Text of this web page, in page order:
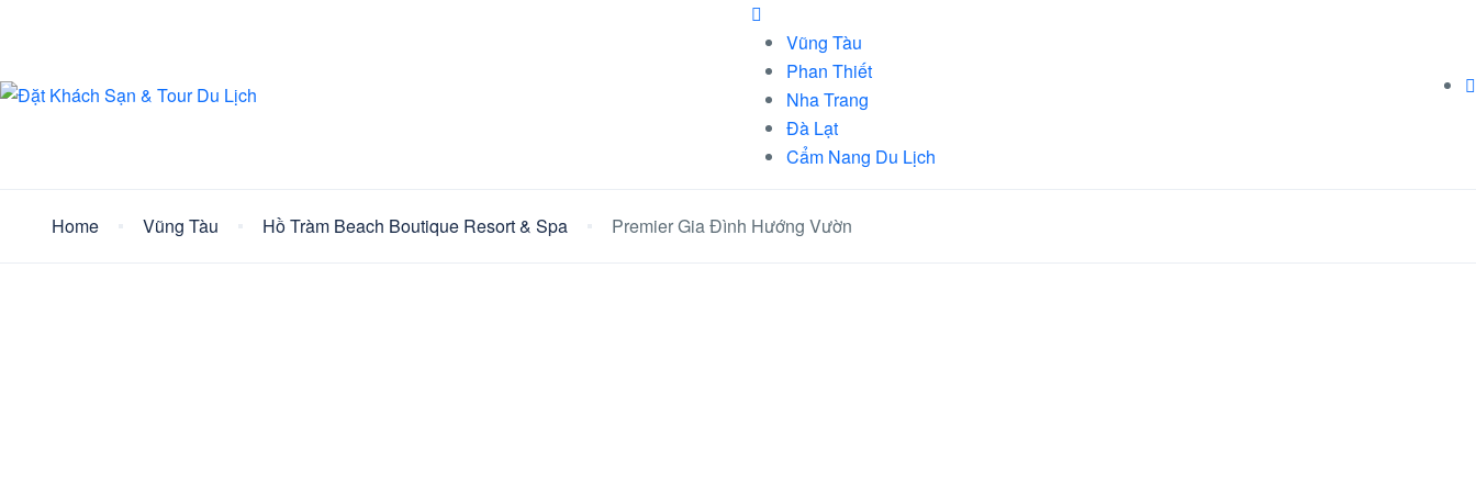
Vũng Tàu
Phan Thiết
Nha Trang
Đà Lạt
Cẩm Nang Du Lịch
Home Vũng Tàu Hồ Tràm Beach Boutique Resort & Spa Premier Gia Đình Hướng Vườn